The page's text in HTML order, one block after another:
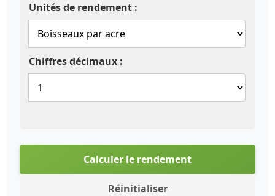
Unités de rendement :
Chiffres décimaux :
Calculer le rendement
Réinitialiser